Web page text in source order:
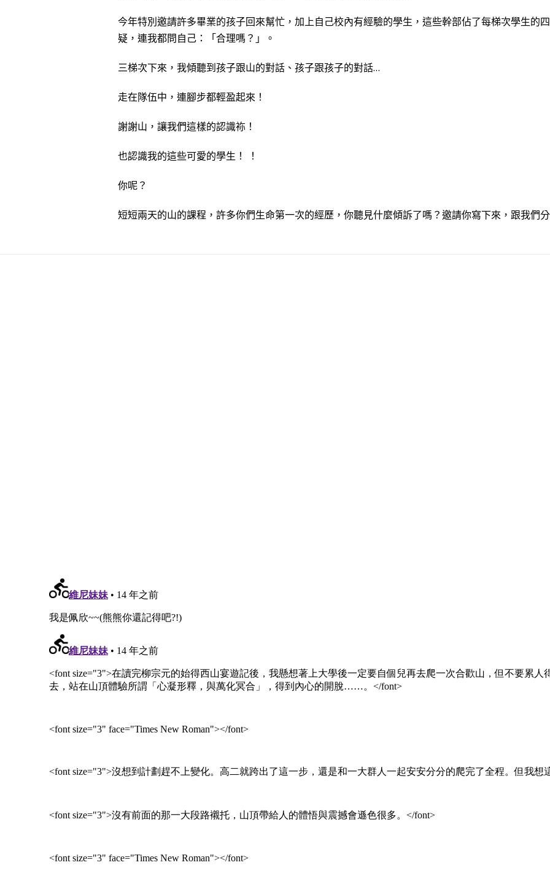
今年特別邀請許多畢業的孩子回來幫忙，加上自己校內有經驗的學生，這些幹部佔了每梯次學生的
疑，連我都問自己：「合理嗎？」。
三梯次下來，我傾聽到孩子跟山的對話、孩子跟孩子的對話…
走在隊伍中，連腳步都輕盈起來！
謝謝山，讓我們這樣的認識袮！
也認識我的這些可愛的學生！ ！
你呢？
短短兩天的山的課程，許多你們生命第一次的經歷，你聽見什麼傾訴了嗎？邀請你寫下來，跟我們